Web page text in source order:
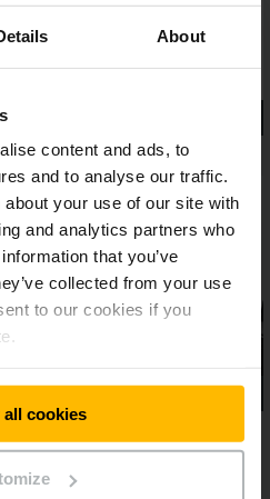
About
content and ads, to
and to analyse our traffic.
your use of our site with
and analytics partners who
that you’ve
collected from your use
to our cookies if you
all cookies